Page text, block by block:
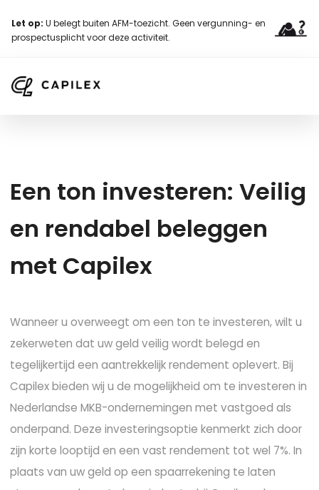
Let op: U belegt buiten AFM-toezicht. Geen vergunning- en
prospectusplicht voor deze activiteit.
Een ton investeren: Veilig
en rendabel beleggen
met Capilex
Wanneer u overweegt om een ton te investeren, wilt u
zekerweten dat uw geld veilig wordt belegd en
tegelijkertijd een aantrekkelijk rendement oplevert. Bij
Capilex bieden wij u de mogelijkheid om te investeren in
Nederlandse MKB-ondernemingen met vastgoed als
onderpand. Deze investeringsoptie kenmerkt zich door
zijn korte looptijd en een vast rendement tot wel 7%. In
plaats van uw geld op een spaarrekening te laten